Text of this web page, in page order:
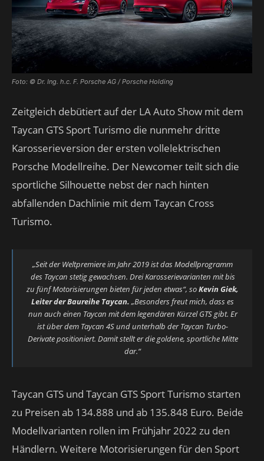
Foto: © Dr. Ing. h.c. F. Porsche AG / Porsche Holding
Zeitgleich debütiert auf der LA Auto Show mit dem
Taycan GTS Sport Turismo die nunmehr dritte
Karosserieversion der ersten vollelektrischen
Porsche Modellreihe. Der Newcomer teilt sich die
sportliche Silhouette nebst der nach hinten
abfallenden Dachlinie mit dem Taycan Cross
Turismo.
„Seit der Weltpremiere im Jahr 2019 ist das Modellprogramm
des Taycan stetig gewachsen. Drei Karosserievarianten mit bis
zu fünf Motorisierungen bieten für jeden etwas“, soKevin Giek,
Leiter der Baureihe Taycan. „Besonders freut mich, dass es
nun auch einen Taycan mit dem legendären Kürzel GTS gibt. Er
ist über dem Taycan 4S und unterhalb der Taycan Turbo-
Derivate positioniert. Damit stellt er die goldene, sportliche Mitte
dar.“
Taycan GTS und Taycan GTS Sport Turismo starten
zu Preisen ab 134.888 und ab 135.848 Euro. Beide
Modellvarianten rollen im Frühjahr 2022 zu den
Händlern. Weitere Motorisierungen für den Sport